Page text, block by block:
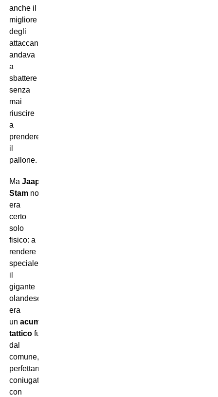
anche il
migliore
degli
attaccanti
andava
a
sbattere
senza
mai
riuscire
a
prendere
il
pallone.
Ma Jaap
Stamnon
era
certo
solo
fisico: a
rendere
speciale
il
gigante
olandese
era
un acume
tatticofuori
dal
comune,
perfettamente
coniugato
con